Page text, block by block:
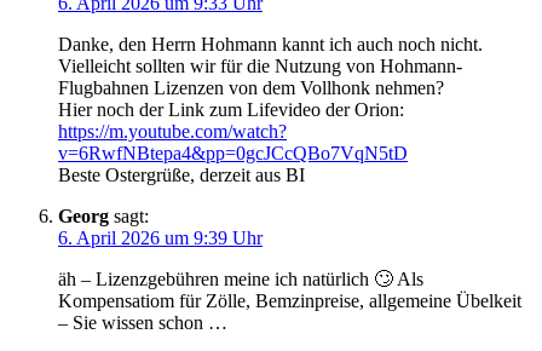
Danke, den Herrn Hohmann kannt ich auch noch nicht.
Vielleicht sollten wir für die Nutzung von Hohmann-
Flugbahnen Lizenzen von dem Vollhonk nehmen?
Hier noch der Link zum Lifevideo der Orion:
https://m.youtube.com/watch?
v=6RwfNBtepa4&pp=0gcJCcQBo7VqN5tD
Beste Ostergrüße, derzeit aus BI
Georg sagt:
6. April 2026 um 9:39 Uhr
äh – Lizenzgebühren meine ich natürlich 🙄 Als
Kompensatiom für Zölle, Bemzinpreise, allgemeine Übelkeit
– Sie wissen schon …